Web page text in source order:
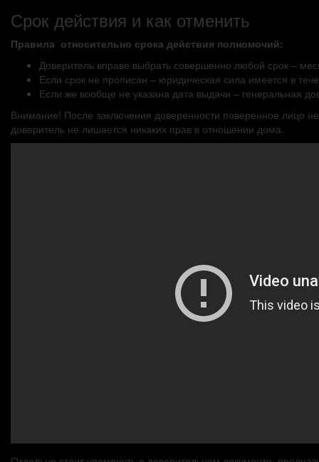
Срок действия и как отменить
Правила относительно срока действия полномочий:
Доверитель вправе выбрать совершенно любой срок –
Если срок не прописан – юридическая сила имеется в
Если же вообще не указана дата выдачи – генеральная
Внимание! После заключения доверенности поверенное лицо
доверитель не лишается никаких прав в отношении дома.